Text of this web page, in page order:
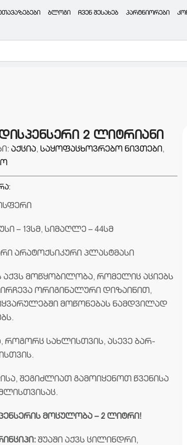
ბლოგი ჩვენ შესახებ პარტნიორები
2 ლიტრიანი
აქცია,საყოფაცხოვრებო ნივთები,
– 13სმ, სიმაღლე – 44სმ
არატოქსიკური პლასტმასი
აქვს მოწყობილობა, რომელიც აციებს
ორიგინალური დიზაინით,
მოწონებას ნამდვილად
როგორც სახლისთვის, ასევე ბარ-
შეგიძლიათ გამოიყენოთ წვენისა
მოცულობა – 2 ლიტრი!
შუაში აქვს ცილინდრი,